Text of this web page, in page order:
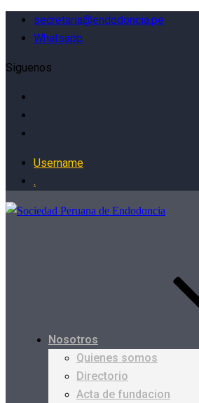
secretaria@endodoncia.pe
Whatsapp
Siguenos
Username
.
Nosotros
Quienes somos
Directorio
Acta de fundacion